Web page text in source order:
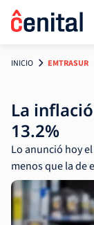
INICIO EMTRASUR
La
13.2%
Lo anunció hoy
menos que la de